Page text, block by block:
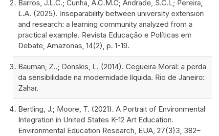
Barros, J.L.C.; Cunha, A.C.M.C; Andrade, S.C.L; Pereira,
L.A. (2025). Inseparability between university extension
and research: a learning community analyzed from a
practical example. Revista Educação e Políticas em
Debate, Amazonas, 14(2), p. 1-19.
Bauman, Z..; Donskis, L. (2014). Cegueira Moral: a perda
da sensibilidade na modernidade líquida. Rio de Janeiro:
Zahar.
Bertling, J.; Moore, T. (2021). A Portrait of Environmental
Integration in United States K-12 Art Education.
Environmental Education Research, EUA, 27(3)3, 382–